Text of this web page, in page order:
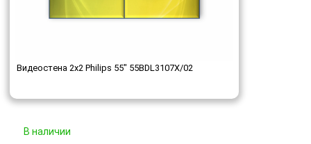
Видеостена 2x2 Philips 55" 55BDL3107X/02
В наличии